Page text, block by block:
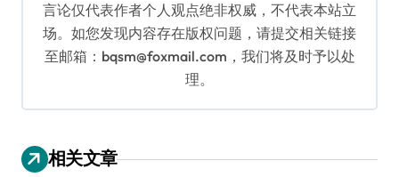
言论仅代表作者个人观点绝非权威，不代表本站立
场。如您发现内容存在版权问题，请提交相关链接
至邮箱：bqsm@foxmail.com，我们将及时予以处
理。
相关文章